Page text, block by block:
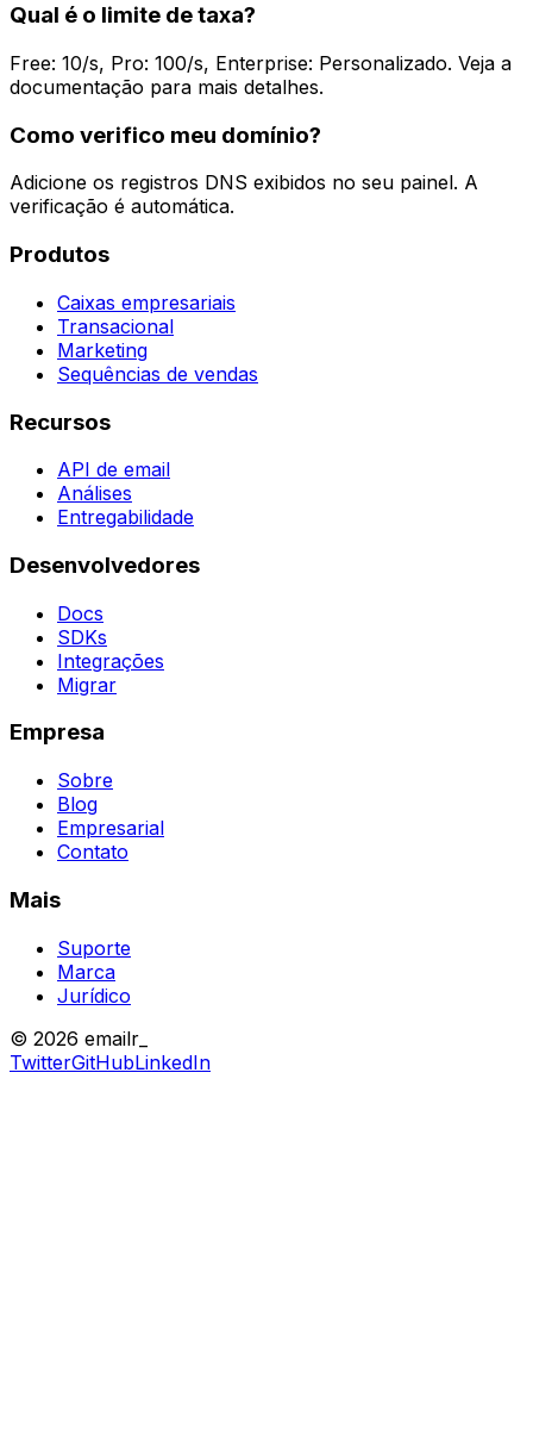
Qual é o limite de taxa?
Free: 10/s, Pro: 100/s, Enterprise: Personalizado. Veja a
documentação para mais detalhes.
Como verifico meu domínio?
Adicione os registros DNS exibidos no seu painel. A
verificação é automática.
Produtos
Caixas empresariais
Transacional
Marketing
Sequências de vendas
Recursos
API de email
Análises
Entregabilidade
Desenvolvedores
Docs
SDKs
Integrações
Migrar
Empresa
Sobre
Blog
Empresarial
Contato
Mais
Suporte
Marca
Jurídico
© 2026 emailr_
TwitterGitHubLinkedIn